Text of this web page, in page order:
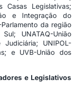
Casas Legislativas;
e Integração do
da região
UNATAQ-União
UNIPOL-
e UVB-União dos
e Legislativos